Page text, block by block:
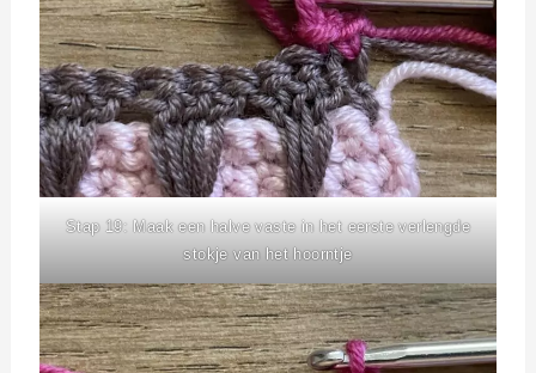
Stap 19: Maak een halve vaste in het eerste verlengde
stokje van het hoorntje